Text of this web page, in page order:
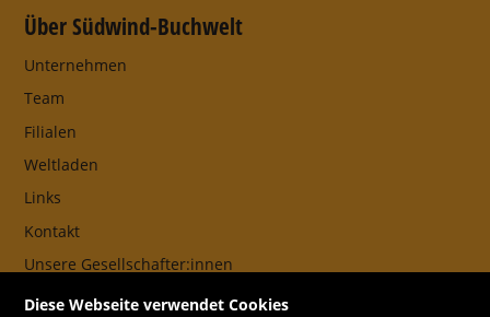
Über Südwind-Buchwelt
Unternehmen
Team
Filialen
Weltladen
Links
Kontakt
Unsere Gesellschafter:innen
AGB
Diese Webseite verwendet Cookies